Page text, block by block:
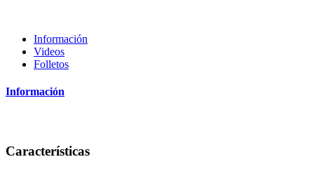
Información
Videos
Folletos
Información
Características